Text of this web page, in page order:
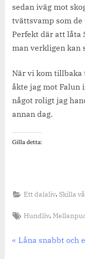
sedan iväg mot
tvättsvamp som
Perfekt där att låta
man verkligen kan
När vi kom tillbaka
åkte jag mot Falun
något roligt jag
annan dag.
Gilla detta:
Ett dalaliv, Skilla
Tags:
Hundliv,
Previous
Låna snabbt och